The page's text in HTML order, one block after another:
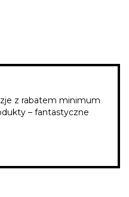
z rabatem minimum
– fantastyczne